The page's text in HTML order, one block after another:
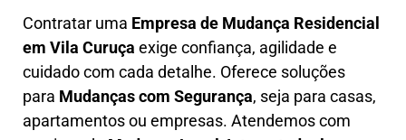
Contratar uma Empresa de Mudança Residencial
em Vila Curuça exige confiança, agilidade e
cuidado com cada detalhe. Oferece soluções
para Mudanças com Segurança, seja para casas,
apartamentos ou empresas. Atendemos com